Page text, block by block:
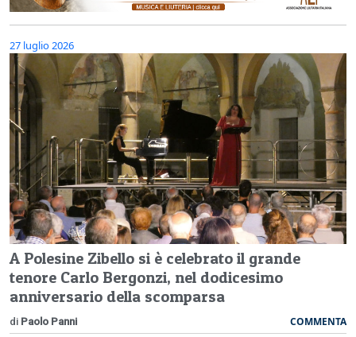
27 luglio 2026
A Polesine Zibello si è celebrato il grande
tenore Carlo Bergonzi, nel dodicesimo
anniversario della scomparsa
di Paolo Panni COMMENTA